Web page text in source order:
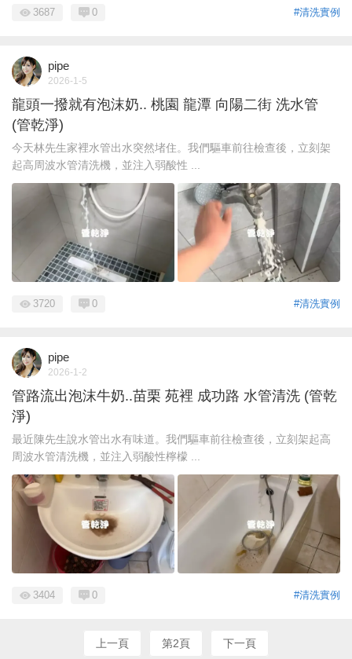
#清洗實例
3687 0
pipe
2026-1-5
龍頭一撥就有泡沫奶.. 桃園 龍潭 向陽二街 洗水管
(管乾淨)
今天林先生家裡水管出水突然堵住。我們驅車前往檢查後，立刻架
起高周波水管清洗機，並注入弱酸性 ...
#清洗實例
3720 0
pipe
2026-1-2
管路流出泡沫牛奶..苗栗 苑裡 成功路 水管清洗 (管乾
淨)
最近陳先生說水管出水有味道。我們驅車前往檢查後，立刻架起高
周波水管清洗機，並注入弱酸性檸檬 ...
#清洗實例
3404 0
上一頁 第2頁 下一頁